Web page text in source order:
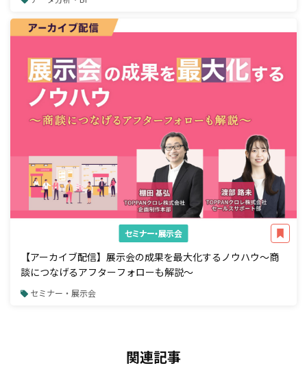
セミナー・展示会
【アーカイブ配信】展示会の成果を最大化するノウハウ～商
談につなげるアフターフォローも解説～
セミナー・展示会
関連記事